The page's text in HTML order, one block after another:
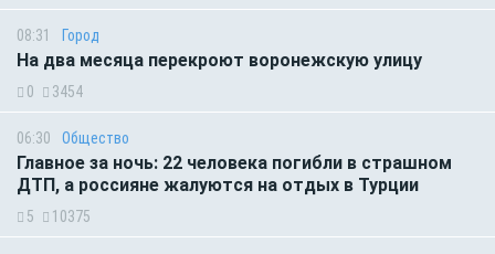
08:31 Город
На два месяца перекроют воронежскую улицу
0 3454
06:30 Общество
Главное за ночь: 22 человека погибли в страшном
ДТП, а россияне жалуются на отдых в Турции
5 10375